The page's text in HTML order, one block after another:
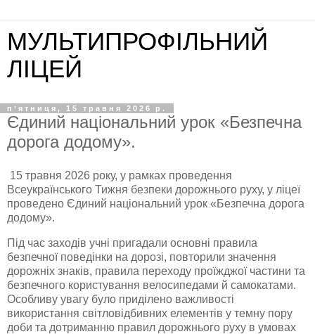
МУЛЬТИПРОФІЛЬНИЙ
ЛІЦЕЙ
пʼятниця, 15 травня 2026 р.
Єдиний національний урок «Безпечна
дорога додому».
15 травня 2026 року, у рамках проведення
Всеукраїнського Тижня безпеки дорожнього руху, у ліцеї
проведено Єдиний національний урок «Безпечна дорога
додому».
Під час заходів учні пригадали основні правила
безпечної поведінки на дорозі, повторили значення
дорожніх знаків, правила переходу проїжджої частини та
безпечного користування велосипедами й самокатами.
Особливу увагу було приділено важливості
використання світловідбивних елементів у темну пору
доби та дотриманню правил дорожнього руху в умовах